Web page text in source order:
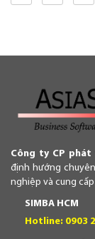
Công ty CP phát
định hướng
nghiệp và cung cấp
SIMBA HCM
Hotline: 0903